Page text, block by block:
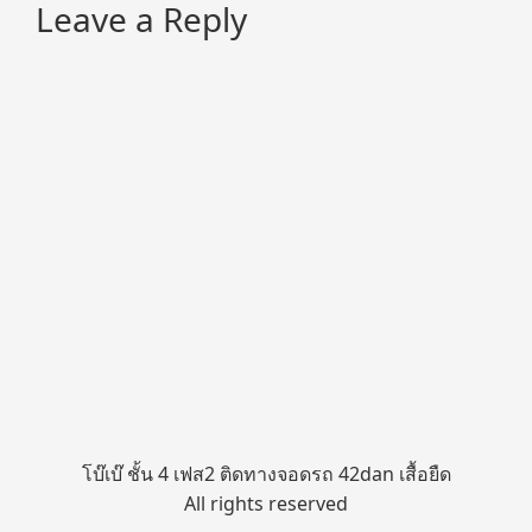
Leave a Reply
โบ๊เบ๊ ชั้น 4 เฟส2 ติดทางจอดรถ 42dan เสื้อยืด
All rights reserved